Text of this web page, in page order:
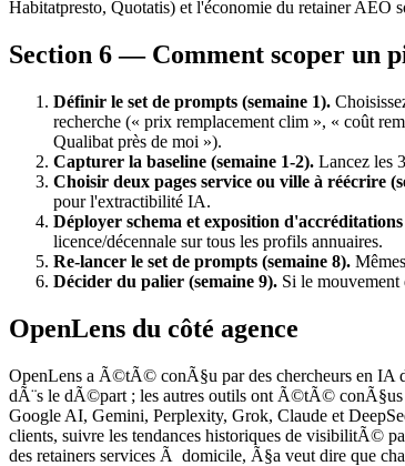
Habitatpresto, Quotatis) et l'économie du retainer AEO
Section 6 — Comment scoper un
Définir le set de prompts (semaine 1).
recherche (« prix remplacement clim », « coût
Qualibat près de moi »).
Capturer la baseline (semaine 1-2). Lancez les
Choisir deux pages service ou ville à réécrire
pour l'extractibilité IA.
Déployer schema et exposition d'accréditations
licence/décennale sur tous les profils annuaires.
Re-lancer le set de prompts (semaine 8).
Décider du palier (semaine 9). Si le
OpenLens du côté agence
OpenLens a Ã©tÃ© conÃ§u par des chercheurs en IA
dÃ¨s le dÃ©part ; les autres outils ont Ã©tÃ© conÃ§us
Google AI, Gemini, Perplexity, Grok, Claude et
clients, suivre les tendances historiques de visibilitÃ©
des retainers services Ã domicile, Ã§a veut dire que